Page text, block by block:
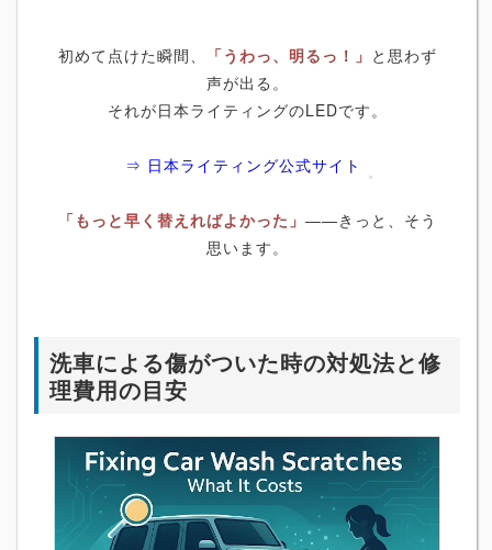
初めて点けた瞬間、 「うわっ、明るっ！」 と思わず
声が出る。
それが日本ライティングのLEDです。
⇒ 日本ライティング公式サイト
「もっと早く替えればよかった」 ――きっと、そう
思います。
洗車による傷がついた時の対処法と修
理費用の目安